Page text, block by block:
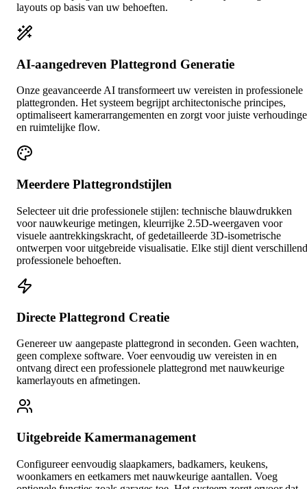
layouts op basis van uw behoeften.
AI-aangedreven Plattegrond Generatie
Onze geavanceerde AI transformeert uw vereisten in professionele
plattegronden. Het systeem begrijpt architectonische principes,
optimaliseert kamerarrangementen en zorgt voor juiste
en ruimtelijke flow.
Meerdere Plattegrondstijlen
Selecteer uit drie professionele stijlen: technische blauwdrukken
voor nauwkeurige metingen, kleurrijke 2.5D-weergaven voor
visuele aantrekkingskracht, of gedetailleerde 3D-isometrische
ontwerpen voor uitgebreide visualisatie. Elke stijl dient
professionele behoeften.
Directe Plattegrond Creatie
Genereer uw aangepaste plattegrond in seconden. Geen wachten,
geen complexe software. Voer eenvoudig uw vereisten in en
ontvang direct een professionele plattegrond met nauwkeurige
kamerlayouts en afmetingen.
Uitgebreide Kamermanagement
Configureer eenvoudig slaapkamers, badkamers, keukens,
woonkamers en eetkamers met nauwkeurige aantallen. Voeg